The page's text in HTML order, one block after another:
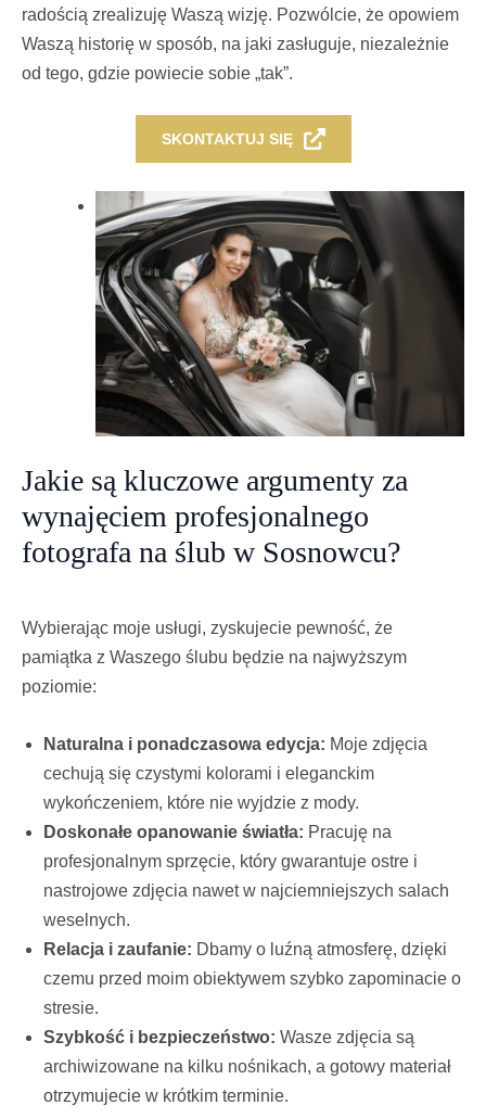
radością zrealizuję Waszą wizję. Pozwólcie, że opowiem
Waszą historię w sposób, na jaki zasługuje, niezależnie
od tego, gdzie powiecie sobie „tak”.
SKONTAKTUJ SIĘ
Jakie są kluczowe argumenty za
wynajęciem profesjonalnego
fotografa na ślub w Sosnowcu?
Wybierając moje usługi, zyskujecie pewność, że
pamiątka z Waszego ślubu będzie na najwyższym
poziomie:
Naturalna i ponadczasowa edycja: Moje zdjęcia
cechują się czystymi kolorami i eleganckim
wykończeniem, które nie wyjdzie z mody.
Doskonałe opanowanie światła: Pracuję na
profesjonalnym sprzęcie, który gwarantuje ostre i
nastrojowe zdjęcia nawet w najciemniejszych salach
weselnych.
Relacja i zaufanie: Dbamy o luźną atmosferę, dzięki
czemu przed moim obiektywem szybko zapominacie o
stresie.
Szybkość i bezpieczeństwo: Wasze zdjęcia są
archiwizowane na kilku nośnikach, a gotowy materiał
otrzymujecie w krótkim terminie.